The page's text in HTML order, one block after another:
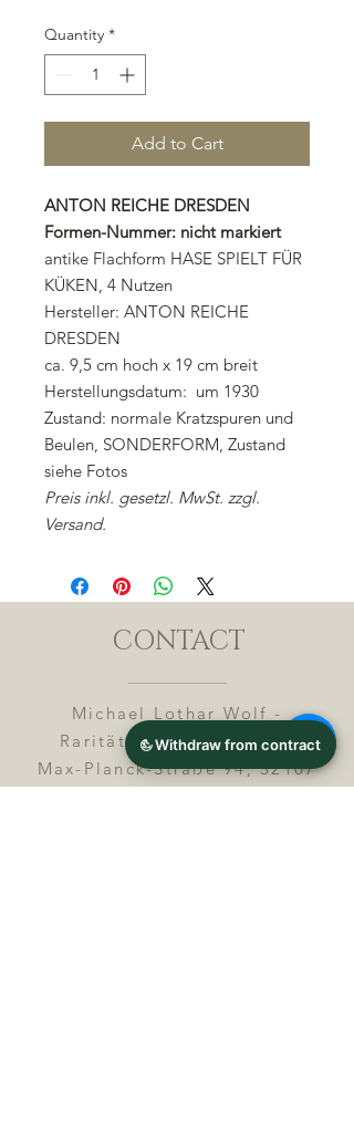
Quantity *
Add to Cart
ANTON REICHE DRESDEN
Formen-Nummer: nicht markiert
antike Flachform HASE SPIELT FÜR
KÜKEN, 4 Nutzen
Hersteller: ANTON REICHE
DRESDEN
ca. 9,5 cm hoch x 19 cm breit
Herstellungsdatum: um 1930
Zustand: normale Kratzspuren und
Beulen, SONDERFORM, Zustand
siehe Fotos
Preis inkl. gesetzl. MwSt. zzgl.
Versand.
CONTACT
Michael Lothar Wolf -
Raritäten - Warenhandel
Max-Planck-Straße 94, 32107